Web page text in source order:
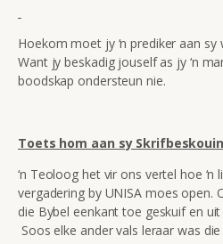
Hoekom moet jy ‘n prediker aan
Want jy beskadig jouself as jy ‘n
boodskap ondersteun nie.
Toets hom aan sy
‘n Teoloog het vir ons vertel hoe ‘n
vergadering by UNISA moes open.
die Bybel eenkant toe geskuif en
Soos elke ander vals leraar was